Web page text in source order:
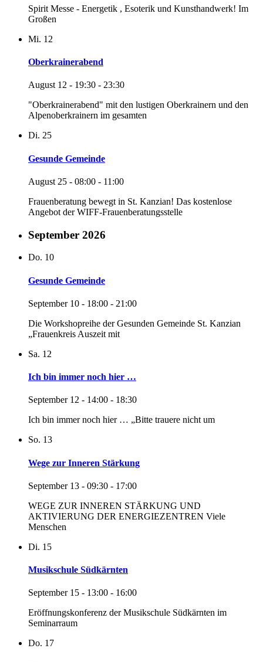
Spirit Messe - Energetik , Esoterik und Kunsthandwerk! Im
Großen
Mi. 12
Oberkrainerabend
August 12 - 19:30 - 23:30
"Oberkrainerabend" mit den lustigen Oberkrainern und den
Alpenoberkrainern im gesamten
Di. 25
Gesunde Gemeinde
August 25 - 08:00 - 11:00
Frauenberatung bewegt in St. Kanzian! Das kostenlose
Angebot der WIFF-Frauenberatungsstelle
September 2026
Do. 10
Gesunde Gemeinde
September 10 - 18:00 - 21:00
Die Workshopreihe der Gesunden Gemeinde St. Kanzian
„Frauenkreis Auszeit mit
Sa. 12
Ich bin immer noch hier …
September 12 - 14:00 - 18:30
Ich bin immer noch hier … „Bitte trauere nicht um
So. 13
Wege zur Inneren Stärkung
September 13 - 09:30 - 17:00
WEGE ZUR INNEREN STÄRKUNG UND
AKTIVIERUNG DER ENERGIEZENTREN Viele
Menschen
Di. 15
Musikschule Südkärnten
September 15 - 13:00 - 16:00
Eröffnungskonferenz der Musikschule Südkärnten im
Seminarraum
Do. 17